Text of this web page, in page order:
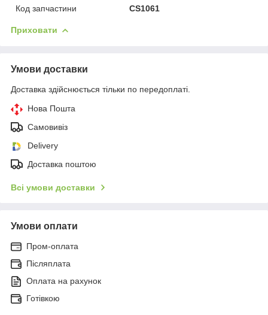
Код запчастини
CS1061
Приховати
Умови доставки
Доставка здійснюється тільки по передоплаті.
Нова Пошта
Самовивіз
Delivery
Доставка поштою
Всі умови доставки
Умови оплати
Пром-оплата
Післяплата
Оплата на рахунок
Готівкою